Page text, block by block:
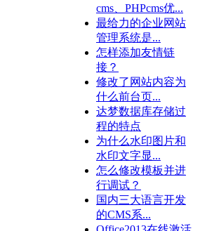
cms、PHPcms优...
最给力的企业网站
管理系统是...
怎样添加友情链
接？
修改了网站内容为
什么前台页...
达梦数据库存储过
程的特点
为什么水印图片和
水印文字显...
怎么修改模板并进
行调试？
国内三大语言开发
的CMS系...